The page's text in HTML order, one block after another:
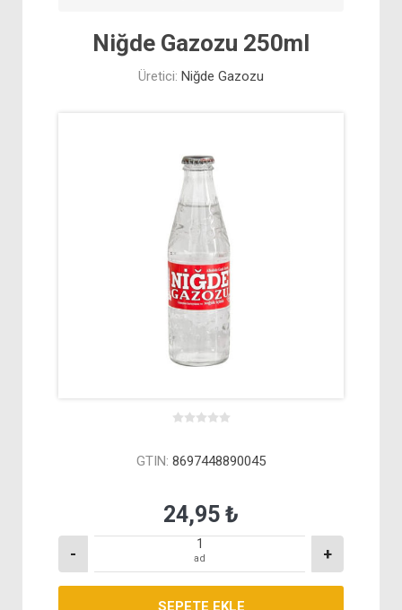
Niğde Gazozu 250ml
Üretici: Niğde Gazozu
GTIN: 8697448890045
24,95 ₺
- ad +